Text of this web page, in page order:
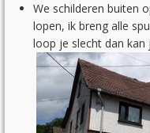
We schilderen buiten
lopen, ik breng alle
loop je slecht dan